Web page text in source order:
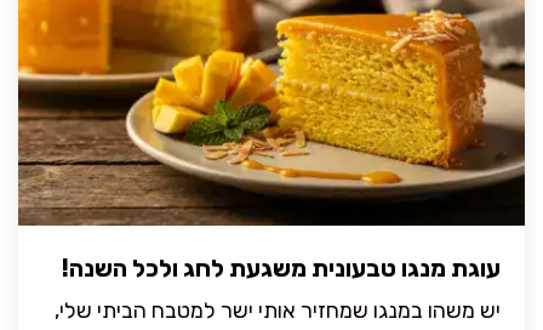
עוגת מנגו טבעונית משגעת לחג ולכל השנה!
יש משהו במנגו שמחזיר אותי ישר למטבח הביתי שלי,